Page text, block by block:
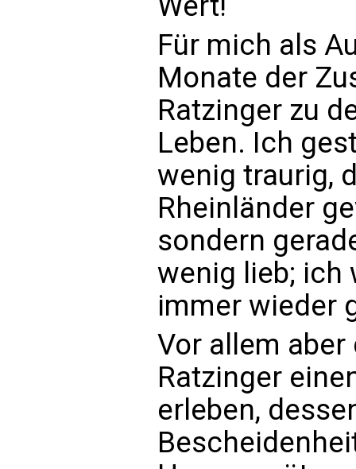
Für mich als
Monate der
Ratzinger zu
Leben. Ich
wenig traurig,
Rheinländer
sondern
wenig lieb; ich
immer wieder
Vor allem
Ratzinger
erleben,